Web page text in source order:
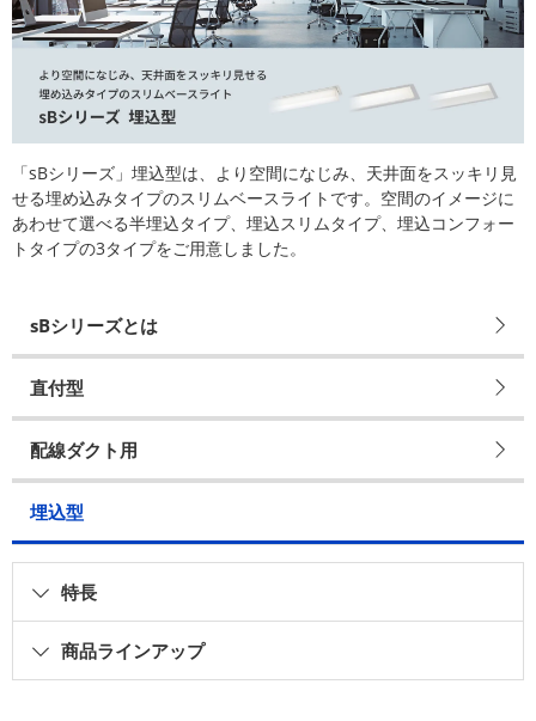
「sBシリーズ」埋込型は、より空間になじみ、天井面をスッキリ見
せる埋め込みタイプのスリムベースライトです。空間のイメージに
あわせて選べる半埋込タイプ、埋込スリムタイプ、埋込コンフォー
トタイプの3タイプをご用意しました。
sBシリーズとは
直付型
配線ダクト用
埋込型
特長
商品ラインアップ